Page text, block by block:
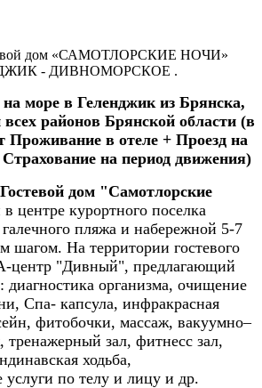
дом «САМОТЛОРСКИЕ НОЧИ»
- ДИВНОМОРСКОЕ .
море в Геленджик из Брянска,
районов Брянской области (в
Проживание в отеле + Проезд на
на период движения)
Гостевой дом "Самотлорские
центре курортного поселка
пляжа и набережной 5-7
шагом. На территории гостевого
центр "Дивный", предлагающий
организма, очищение
Спа- капсула, инфракрасная
фитобочки, массаж, вакуумно–
зал, фитнесс зал,
ходьба,
услуги по телу и лицу и др.